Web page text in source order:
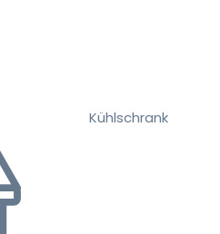
Kühlschrank